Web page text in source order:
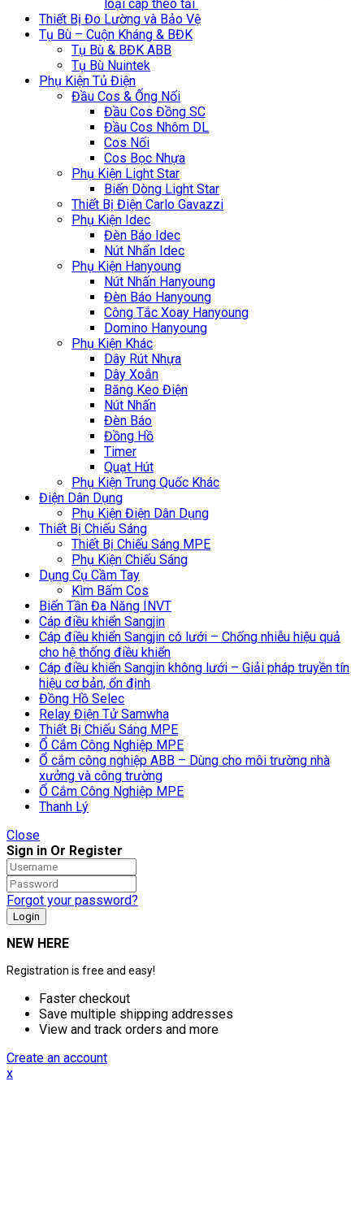
loại cáp theo tải
Thiết Bị Đo Lường và Bảo Vệ
Tụ Bù – Cuộn Kháng & BĐK
Tụ Bù & BĐK ABB
Tụ Bù Nuintek
Phụ Kiện Tủ Điện
Đầu Cos & Ống Nối
Đầu Cos Đồng SC
Đầu Cos Nhôm DL
Cos Nối
Cos Bọc Nhựa
Phụ Kiện Light Star
Biến Dòng Light Star
Thiết Bị Điện Carlo Gavazzi
Phụ Kiện Idec
Đèn Báo Idec
Nút Nhấn Idec
Phụ Kiện Hanyoung
Nút Nhấn Hanyoung
Đèn Báo Hanyoung
Công Tắc Xoay Hanyoung
Domino Hanyoung
Phụ Kiện Khác
Dây Rút Nhựa
Dây Xoắn
Băng Keo Điện
Nút Nhấn
Đèn Báo
Đồng Hồ
Timer
Quạt Hút
Phụ Kiện Trung Quốc Khác
Điện Dân Dụng
Phụ Kiện Điện Dân Dụng
Thiết Bị Chiếu Sáng
Thiết Bị Chiếu Sáng MPE
Phụ Kiện Chiếu Sáng
Dụng Cụ Cầm Tay
Kìm Bấm Cos
Biến Tần Đa Năng INVT
Cáp điều khiển Sangjin
Cáp điều khiển Sangjin có lưới – Chống nhiễu hiệu quả
cho hệ thống điều khiển
Cáp điều khiển Sangjin không lưới – Giải pháp truyền tín
hiệu cơ bản, ổn định
Đồng Hồ Selec
Relay Điện Tử Samwha
Thiết Bị Chiếu Sáng MPE
Ổ Cắm Công Nghiệp MPE
Ổ cắm công nghiệp ABB – Dùng cho môi trường nhà
xưởng và công trường
Ổ Cắm Công Nghiệp MPE
Thanh Lý
Close
Sign in Or Register
Forgot your password?
NEW HERE
Registration is free and easy!
Faster checkout
Save multiple shipping addresses
View and track orders and more
Create an account
x